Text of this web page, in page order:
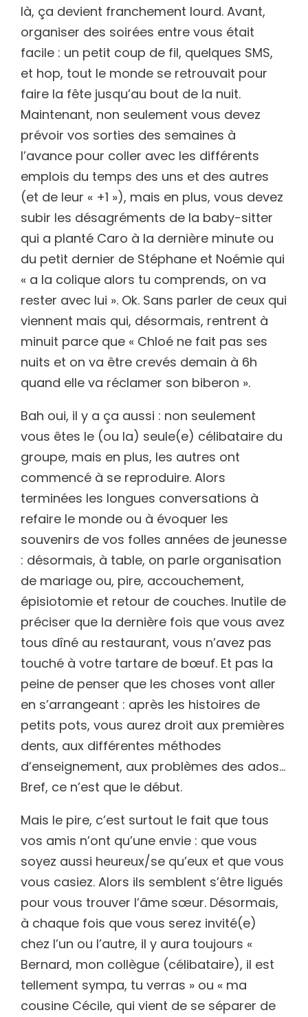
là, ça devient franchement lourd. Avant,
organiser des soirées entre vous était
facile : un petit coup de fil, quelques SMS,
et hop, tout le monde se retrouvait pour
faire la fête jusqu’au bout de la nuit.
Maintenant, non seulement vous devez
prévoir vos sorties des semaines à
l’avance pour coller avec les différents
emplois du temps des uns et des autres
(et de leur « +1 »), mais en plus, vous devez
subir les désagréments de la baby-sitter
qui a planté Caro à la dernière minute ou
du petit dernier de Stéphane et Noémie qui
« a la colique alors tu comprends, on va
rester avec lui ». Ok. Sans parler de ceux qui
viennent mais qui, désormais, rentrent à
minuit parce que « Chloé ne fait pas ses
nuits et on va être crevés demain à 6h
quand elle va réclamer son biberon ».
Bah oui, il y a ça aussi : non seulement
vous êtes le (ou la) seule(e) célibataire du
groupe, mais en plus, les autres ont
commencé à se reproduire. Alors
terminées les longues conversations à
refaire le monde ou à évoquer les
souvenirs de vos folles années de jeunesse
: désormais, à table, on parle organisation
de mariage ou, pire, accouchement,
épisiotomie et retour de couches. Inutile de
préciser que la dernière fois que vous avez
tous dîné au restaurant, vous n’avez pas
touché à votre tartare de bœuf. Et pas la
peine de penser que les choses vont aller
en s’arrangeant : après les histoires de
petits pots, vous aurez droit aux premières
dents, aux différentes méthodes
d’enseignement, aux problèmes des ados…
Bref, ce n’est que le début.
Mais le pire, c’est surtout le fait que tous
vos amis n’ont qu’une envie : que vous
soyez aussi heureux/se qu’eux et que vous
vous casiez. Alors ils semblent s’être ligués
pour vous trouver l’âme sœur. Désormais,
à chaque fois que vous serez invité(e)
chez l’un ou l’autre, il y aura toujours «
Bernard, mon collègue (célibataire), il est
tellement sympa, tu verras » ou « ma
cousine Cécile, qui vient de se séparer de